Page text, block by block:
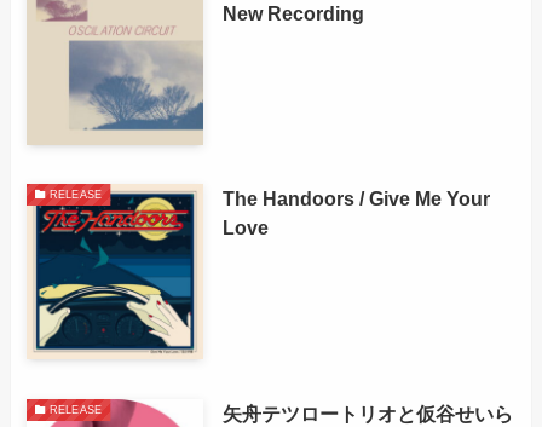
New Recording
RELEASE
The Handoors / Give Me Your
Love
RELEASE
矢舟テツロートリオと仮谷せいら